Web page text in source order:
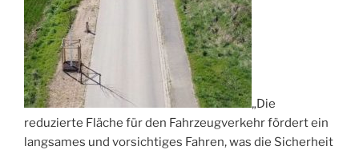
„Die
reduzierte Fläche für den Fahrzeugverkehr fördert ein
langsames und vorsichtiges Fahren, was die Sicherheit